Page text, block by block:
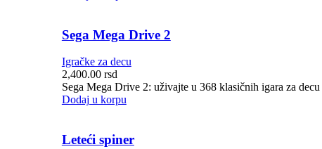
Sega Mega Drive 2
Igračke za decu
2,400.00 rsd
Sega Mega Drive 2: uživajte u 368 klasičnih igara za
Dodaj u korpu
Leteći spiner